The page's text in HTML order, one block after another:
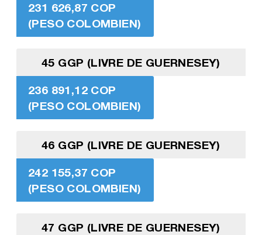
231 626,87 COP
(PESO COLOMBIEN)
45 GGP (LIVRE DE GUERNESEY)
236 891,12 COP
(PESO COLOMBIEN)
46 GGP (LIVRE DE GUERNESEY)
242 155,37 COP
(PESO COLOMBIEN)
47 GGP (LIVRE DE GUERNESEY)